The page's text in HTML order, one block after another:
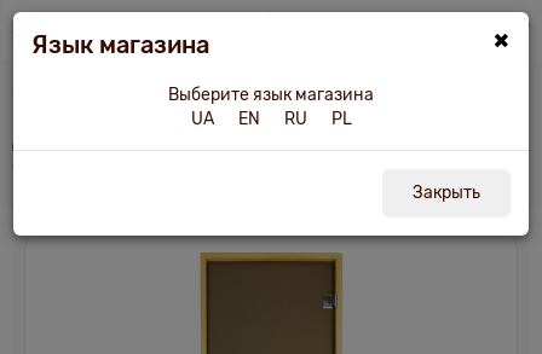
Двери для бани и сауны Дверь для бани и сауны Tesli Lux Sateen 1900х800
Дверь для бани и сауны Tesli Lux Sateen
1900х800
×
Язык магазина
Выберите язык магазина
UA
EN RU PL
Закрыть